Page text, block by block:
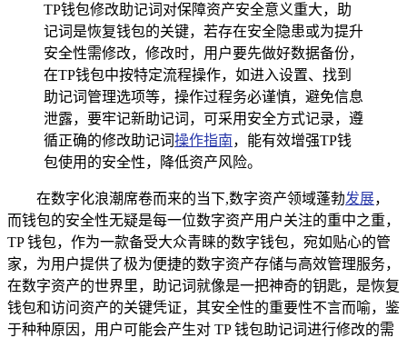
TP钱包修改助记词对保障资产安全意义重大，助
记词是恢复钱包的关键，若存在安全隐患或为提升
安全性需修改，修改时，用户要先做好数据备份，
在TP钱包中按特定流程操作，如进入设置、找到
助记词管理选项等，操作过程务必谨慎，避免信息
泄露，要牢记新助记词，可采用安全方式记录，遵
循正确的修改助记词操作指南，能有效增强TP钱
包使用的安全性，降低资产风险。
在数字化浪潮席卷而来的当下,数字资产领域蓬勃发展，
而钱包的安全性无疑是每一位数字资产用户关注的重中之重，
TP 钱包，作为一款备受大众青睐的数字钱包，宛如贴心的管
家，为用户提供了极为便捷的数字资产存储与高效管理服务，
在数字资产的世界里，助记词就像是一把神奇的钥匙，是恢复
钱包和访问资产的关键凭证，其安全性的重要性不言而喻，鉴
于种种原因，用户可能会产生对 TP 钱包助记词进行修改的需